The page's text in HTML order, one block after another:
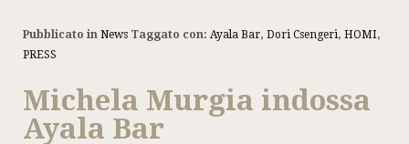
Pubblicato in News Taggato con: Ayala Bar, Dori Csengeri, HOMI,
PRESS
Michela Murgia indossa
Ayala Bar